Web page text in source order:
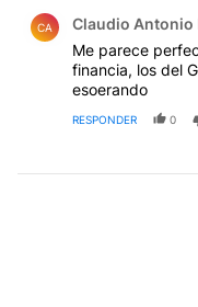
CA Claudio Antonio
Me parece
financia, los del
esoerando
RESPONDER 0